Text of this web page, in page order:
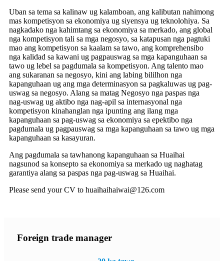
Uban sa tema sa kalinaw ug kalamboan, ang kalibutan nahimong
mas kompetisyon sa ekonomiya ug siyensya ug teknolohiya. Sa
nagkadako nga kahimtang sa ekonomiya sa merkado, ang global
nga kompetisyon tali sa mga negosyo, sa katapusan nga pagtuki
mao ang kompetisyon sa kaalam sa tawo, ang komprehensibo
nga kalidad sa kawani ug pagpauswag sa mga kapanguhaan sa
tawo ug lebel sa pagdumala sa kompetisyon. Ang talento mao
ang sukaranan sa negosyo, kini ang labing bililhon nga
kapanguhaan ug ang mga determinasyon sa pagkaluwas ug pag-
uswag sa negosyo. Alang sa matag Negosyo nga paspas nga
nag-uswag ug aktibo nga nag-apil sa internasyonal nga
kompetisyon kinahanglan nga ipunting ang ilang mga
kapanguhaan sa pag-uswag sa ekonomiya sa epektibo nga
pagdumala ug pagpauswag sa mga kapanguhaan sa tawo ug mga
kapanguhaan sa kasayuran.
Ang pagdumala sa tawhanong kapanguhaan sa Huaihai
nagsunod sa konsepto sa ekonomiya sa merkado ug naghatag
garantiya alang sa paspas nga pag-uswag sa Huaihai.
Please send your CV to huaihaihaiwai@126.com
Foreign trade manager